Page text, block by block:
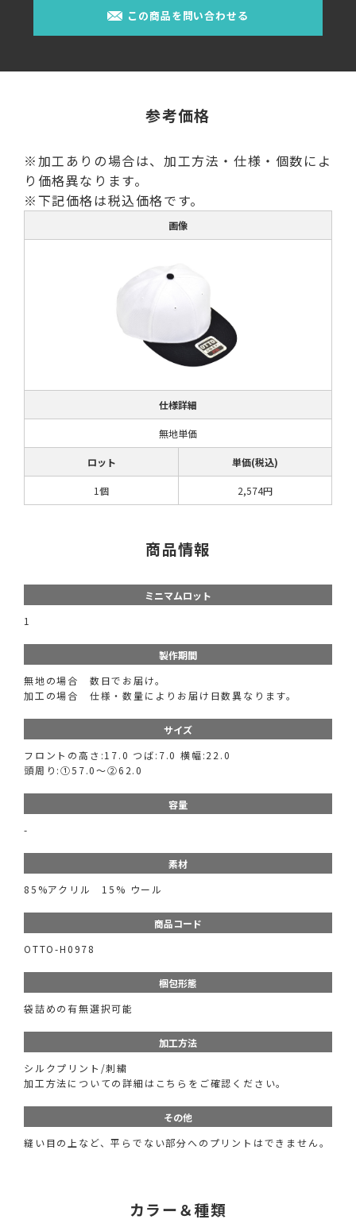
この商品を問い合わせる
参考価格
※加工ありの場合は、加工方法・仕様・個数によ
り価格異なります。
※下記価格は税込価格です。
画像
仕様詳細
無地単価
ロット 単価(税込)
1個 2,574円
商品情報
ミニマムロット
1
製作期間
無地の場合 数日でお届け。
加工の場合 仕様・数量によりお届け日数異なります。
サイズ
フロントの高さ:17.0 つば:7.0 横幅:22.0
頭周り:①57.0～②62.0
容量
-
素材
85%アクリル 15% ウール
商品コード
OTTO-H0978
梱包形態
袋詰めの有無選択可能
加工方法
シルクプリント/刺繍
加工方法についての詳細はこちらをご確認ください。
その他
縫い目の上など、平らでない部分へのプリントはできません。
カラー＆種類